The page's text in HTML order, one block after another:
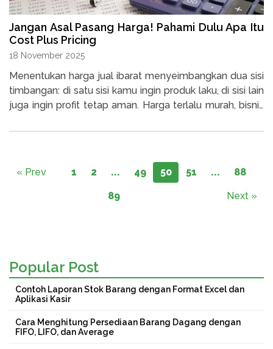
Jangan Asal Pasang Harga! Pahami Dulu Apa Itu
Cost Plus Pricing
18 November 2025
Menentukan harga jual ibarat menyeimbangkan dua sisi
timbangan: di satu sisi kamu ingin produk laku, di sisi lain
juga ingin profit tetap aman. Harga terlalu murah, bisnis
« Prev 1 2 ... 49 50 51 ... 88
89 Next »
Popular Post
Contoh Laporan Stok Barang dengan Format Excel dan
Aplikasi Kasir
Cara Menghitung Persediaan Barang Dagang dengan
FIFO, LIFO, dan Average